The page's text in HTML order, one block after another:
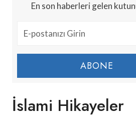
En son haberleri gelen
ABONE
İslami Hikayeler